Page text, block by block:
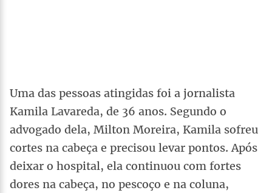
Uma das pessoas atingidas foi a jornalista
Kamila Lavareda, de 36 anos. Segundo o
advogado dela, Milton Moreira, Kamila sofreu
cortes na cabeça e precisou levar pontos. Após
deixar o hospital, ela continuou com fortes
dores na cabeça, no pescoço e na coluna,